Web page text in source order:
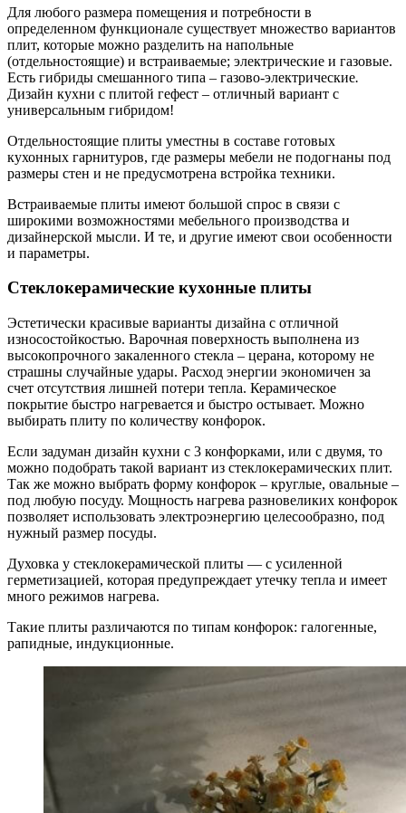
Для любого размера помещения и потребности в
определенном функционале существует множество вариантов
плит, которые можно разделить на напольные
(отдельностоящие) и встраиваемые; электрические и газовые.
Есть гибриды смешанного типа – газово-электрические.
Дизайн кухни с плитой гефест – отличный вариант с
универсальным гибридом!
Отдельностоящие плиты уместны в составе готовых
кухонных гарнитуров, где размеры мебели не подогнаны под
размеры стен и не предусмотрена встройка техники.
Встраиваемые плиты имеют большой спрос в связи с
широкими возможностями мебельного производства и
дизайнерской мысли. И те, и другие имеют свои особенности
и параметры.
Стеклокерамические кухонные плиты
Эстетически красивые варианты дизайна с отличной
износостойкостью. Варочная поверхность выполнена из
высокопрочного закаленного стекла – церана, которому не
страшны случайные удары. Расход энергии экономичен за
счет отсутствия лишней потери тепла. Керамическое
покрытие быстро нагревается и быстро остывает. Можно
выбирать плиту по количеству конфорок.
Если задуман дизайн кухни с 3 конфорками, или с двумя, то
можно подобрать такой вариант из стеклокерамических плит.
Так же можно выбрать форму конфорок – круглые, овальные –
под любую посуду. Мощность нагрева разновеликих конфорок
позволяет использовать электроэнергию целесообразно, под
нужный размер посуды.
Духовка у стеклокерамической плиты — с усиленной
герметизацией, которая предупреждает утечку тепла и имеет
много режимов нагрева.
Такие плиты различаются по типам конфорок: галогенные,
рапидные, индукционные.